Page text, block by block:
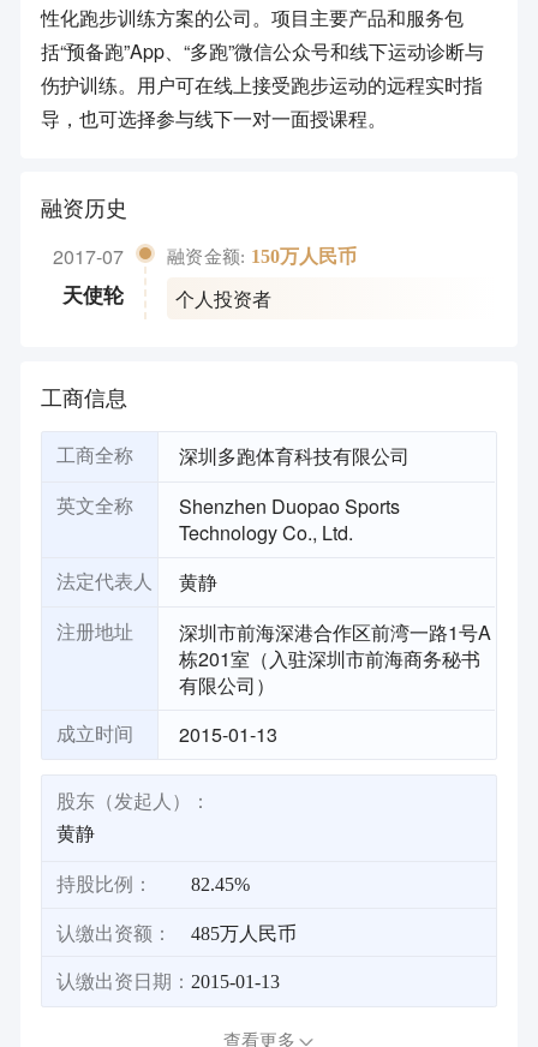
性化跑步训练方案的公司。项目主要产品和服务包
括“预备跑”App、“多跑”微信公众号和线下运动诊断与
伤护训练。用户可在线上接受跑步运动的远程实时指
导，也可选择参与线下一对一面授课程。
融资历史
2017-07
天使轮
融资金额: 150万人民币
个人投资者
工商信息
工商全称 深圳多跑体育科技有限公司
英文全称
Shenzhen Duopao Sports
Technology Co., Ltd.
法定代表人 黄静
注册地址
深圳市前海深港合作区前湾一路1号A
栋201室（入驻深圳市前海商务秘书
有限公司）
成立时间 2015-01-13
股东（发起人）：
黄静
持股比例： 82.45%
认缴出资额： 485万人民币
认缴出资日期： 2015-01-13
查看更多